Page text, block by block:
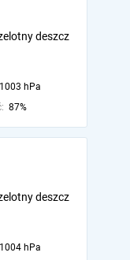
deszcz
1003 hPa
87%
deszcz
1004 hPa